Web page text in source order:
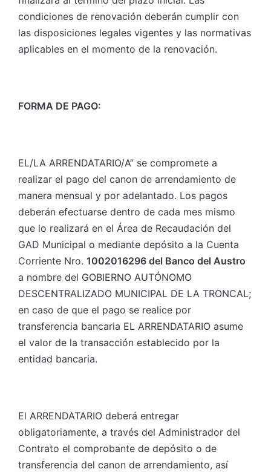
condiciones de renovación deberán cumplir con
las disposiciones legales vigentes y las normativas
aplicables en el momento de la renovación.
FORMA DE PAGO:
EL/LA ARRENDATARIO/A” se compromete a
realizar el pago del canon de arrendamiento de
manera mensual y por adelantado. Los pagos
deberán efectuarse dentro de cada mes mismo
que lo realizará en el Área de Recaudación del
GAD Municipal o mediante depósito a la Cuenta
Corriente Nro. 1002016296 del Banco del Austro
a nombre del GOBIERNO AUTÓNOMO
DESCENTRALIZADO MUNICIPAL DE LA TRONCAL;
en caso de que el pago se realice por
transferencia bancaria EL ARRENDATARIO asume
el valor de la transacción establecido por la
entidad bancaria.
El ARRENDATARIO deberá entregar
obligatoriamente, a través del Administrador del
Contrato el comprobante de depósito o de
transferencia del canon de arrendamiento, así